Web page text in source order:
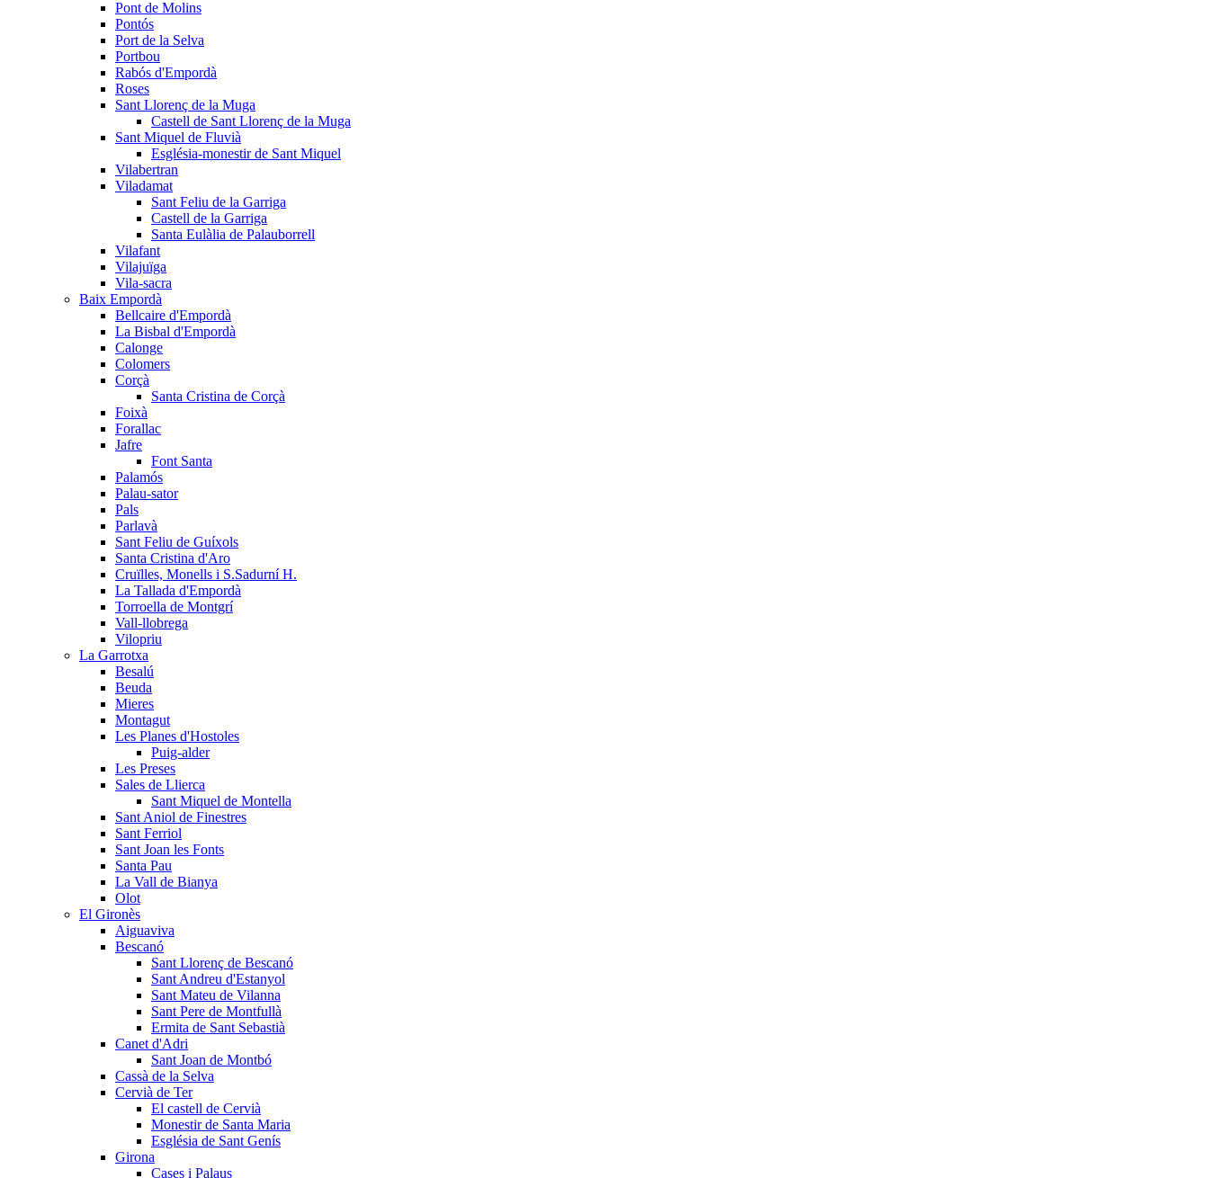
Pont de Molins
Pontós
Port de la Selva
Portbou
Rabós d'Empordà
Roses
Sant Llorenç de la Muga
Castell de Sant Llorenç de la Muga
Sant Miquel de Fluvià
Església-monestir de Sant Miquel
Vilabertran
Viladamat
Sant Feliu de la Garriga
Castell de la Garriga
Santa Eulàlia de Palauborrell
Vilafant
Vilajuïga
Vila-sacra
Baix Empordà
Bellcaire d'Empordà
La Bisbal d'Empordà
Calonge
Colomers
Corçà
Santa Cristina de Corçà
Foixà
Forallac
Jafre
Font Santa
Palamós
Palau-sator
Pals
Parlavà
Sant Feliu de Guíxols
Santa Cristina d'Aro
Cruïlles, Monells i S.Sadurní H.
La Tallada d'Empordà
Torroella de Montgrí
Vall-llobrega
Vilopriu
La Garrotxa
Besalú
Beuda
Mieres
Montagut
Les Planes d'Hostoles
Puig-alder
Les Preses
Sales de Llierca
Sant Miquel de Montella
Sant Aniol de Finestres
Sant Ferriol
Sant Joan les Fonts
Santa Pau
La Vall de Bianya
Olot
El Gironès
Aiguaviva
Bescanó
Sant Llorenç de Bescanó
Sant Andreu d'Estanyol
Sant Mateu de Vilanna
Sant Pere de Montfullà
Ermita de Sant Sebastià
Canet d'Adri
Sant Joan de Montbó
Cassà de la Selva
Cervià de Ter
El castell de Cervià
Monestir de Santa Maria
Església de Sant Genís
Girona
Cases i Palaus